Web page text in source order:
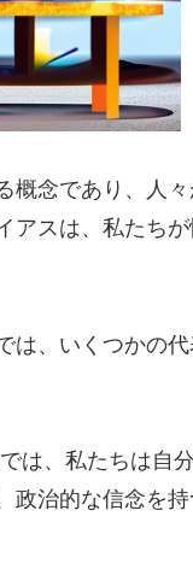
念であり、人
スは、私たち
、いくつかの
は、私たちは自
治的な信念を